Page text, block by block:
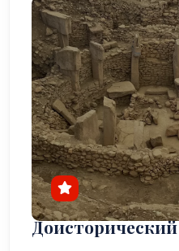
Доисторический